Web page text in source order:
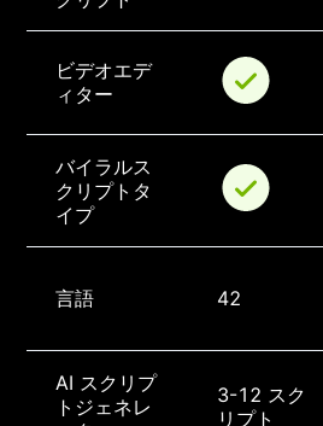
ビデオエデ
ィター
バイラルス
クリプトタ
イプ
言語 42
AI スクリプ
トジェネレ
3-12 スク
リプト